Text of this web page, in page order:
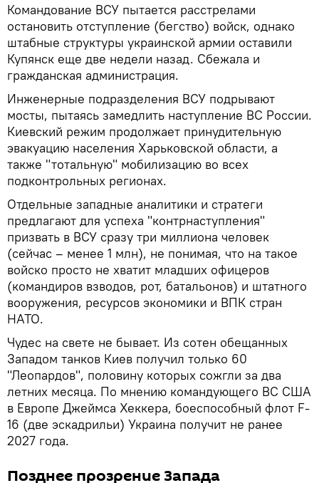
Командование ВСУ пытается расстрелами
остановить отступление (бегство) войск, однако
штабные структуры украинской армии оставили
Купянск еще две недели назад. Сбежала и
гражданская администрация.
Инженерные подразделения ВСУ подрывают
мосты, пытаясь замедлить наступление ВС России.
Киевский режим продолжает принудительную
эвакуацию населения Харьковской области, а
также "тотальную" мобилизацию во всех
подконтрольных регионах.
Отдельные западные аналитики и стратеги
предлагают для успеха "контрнаступления"
призвать в ВСУ сразу три миллиона человек
(сейчас – менее 1 млн), не понимая, что на такое
войско просто не хватит младших офицеров
(командиров взводов, рот, батальонов) и штатного
вооружения, ресурсов экономики и ВПК стран
НАТО.
Чудес на свете не бывает. Из сотен обещанных
Западом танков Киев получил только 60
"Леопардов", половину которых сожгли за два
летних месяца. По мнению командующего ВС США
в Европе Джеймса Хеккера, боеспособный флот F-
16 (две эскадрильи) Украина получит не ранее
2027 года.
Позднее прозрение Запада